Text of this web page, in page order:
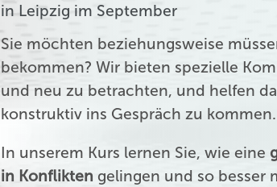
in Leipzig im September
Sie möchten beziehungsweise
bekommen? Wir bieten spezielle
und neu zu betrachten, und helfen
konstruktiv ins Gespräch zu kommen.
In unserem Kurs lernen Sie, wie eine
in Konflikten gelingen und so besser